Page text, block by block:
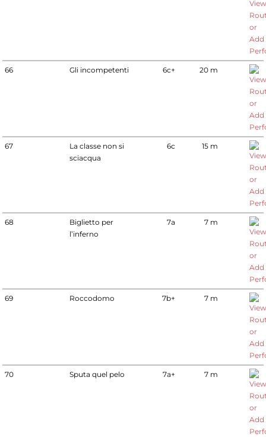
66 Gli incompetenti 6c+ 20 m
67
La classe non si
sciacqua
6c 15 m
68
Biglietto per
l’inferno
7a 7 m
69 Roccodomo 7b+ 7 m
70 Sputa quel pelo 7a+ 7 m